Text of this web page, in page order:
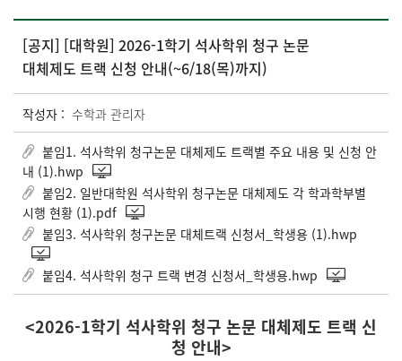
[공지] [대학원] 2026-1학기 석사학위 청구 논문
대체제도 트랙 신청 안내(~6/18(목)까지)
작성자 : 수학과 관리자
붙임1. 석사학위 청구논문 대체제도 트랙별 주요 내용 및 신청 안
내 (1).hwp
붙임2. 일반대학원 석사학위 청구논문 대체제도 각 학과학부별
시행 현황 (1).pdf
붙임3. 석사학위 청구논문 대체트랙 신청서_학생용 (1).hwp
붙임4. 석사학위 청구 트랙 변경 신청서_학생용.hwp
<2026-1학기 석사학위 청구 논문 대체제도 트랙 신
청 안내>